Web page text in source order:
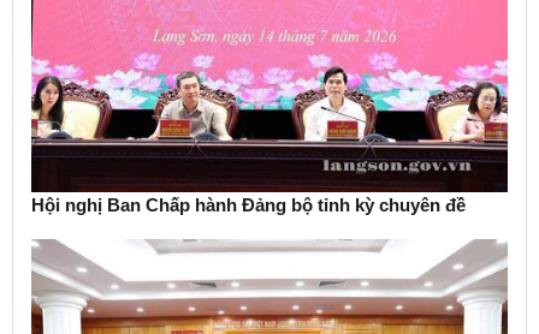
Hội nghị Ban Chấp hành Đảng bộ tỉnh kỳ chuyên đề